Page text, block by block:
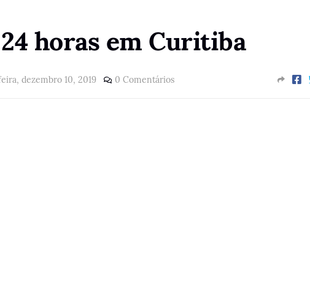
horas em Curitiba
dezembro 10, 2019 0 Comentários